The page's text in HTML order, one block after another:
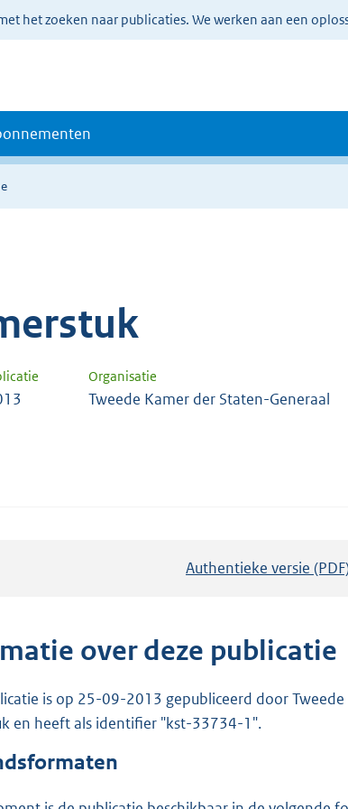
het zoeken naar publicaties. We werken aan een
Organisatie
Tweede Kamer der Staten-Generaal
Authentieke versie
over deze publicatie
is op 25-09-2013 gepubliceerd door
en heeft als identifier "kst-33734-1".